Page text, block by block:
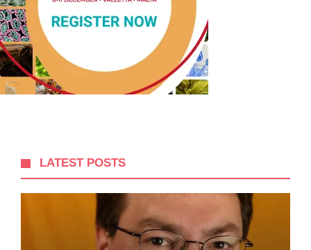
LATEST POSTS